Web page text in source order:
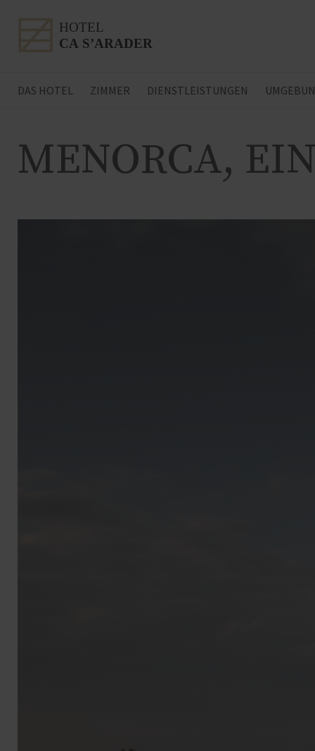
DAS HOTEL ZIMMER DIENSTLEISTUNGEN
MENORCA,